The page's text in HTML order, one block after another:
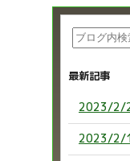
最新記事
2023/2/
2023/2/